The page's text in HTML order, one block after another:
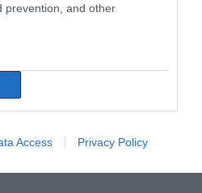
prevention, and other
Access Privacy Policy